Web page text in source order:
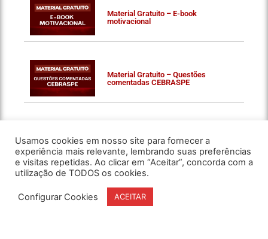
Material Gratuito – E-book
motivacional
Material Gratuito – Questões
comentadas CEBRASPE
Usamos cookies em nosso site para fornecer a
experiência mais relevante, lembrando suas preferências
e visitas repetidas. Ao clicar em “Aceitar”, concorda com a
utilização de TODOS os cookies.
Configurar Cookies ACEITAR